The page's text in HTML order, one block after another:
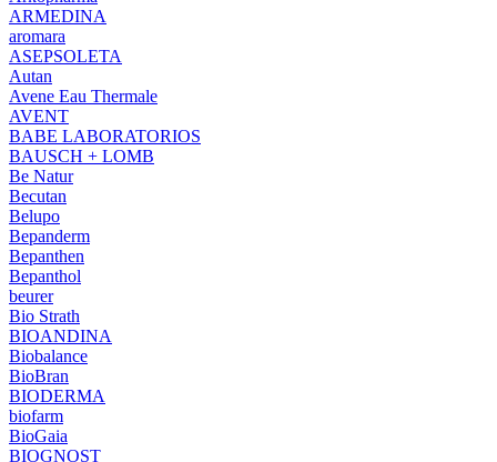
ARMEDINA
aromara
ASEPSOLETA
Autan
Avene Eau Thermale
AVENT
BABE LABORATORIOS
BAUSCH + LOMB
Be Natur
Becutan
Belupo
Bepanderm
Bepanthen
Bepanthol
beurer
Bio Strath
BIOANDINA
Biobalance
BioBran
BIODERMA
biofarm
BioGaia
BIOGNOST